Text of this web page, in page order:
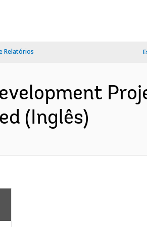
Relatórios
(Inglês)